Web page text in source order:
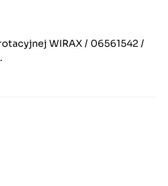
WIRAX / 06561542 /